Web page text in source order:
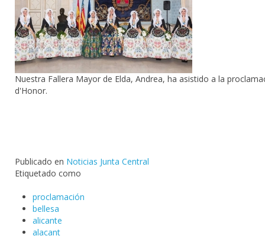
Nuestra Fallera Mayor de Elda, Andrea, ha asistido a la
d'Honor.
Publicado en Noticias Junta Central
Etiquetado como
proclamación
bellesa
alicante
alacant